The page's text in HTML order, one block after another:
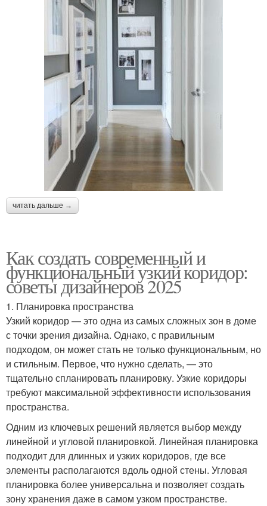
читать дальше →
Как создать современный и
функциональный узкий коридор:
советы дизайнеров 2025
1. Планировка пространства
Узкий коридор — это одна из самых сложных зон в доме
с точки зрения дизайна. Однако, с правильным
подходом, он может стать не только функциональным, но
и стильным. Первое, что нужно сделать, — это
тщательно спланировать планировку. Узкие коридоры
требуют максимальной эффективности использования
пространства.
Одним из ключевых решений является выбор между
линейной и угловой планировкой. Линейная планировка
подходит для длинных и узких коридоров, где все
элементы располагаются вдоль одной стены. Угловая
планировка более универсальна и позволяет создать
зону хранения даже в самом узком пространстве.